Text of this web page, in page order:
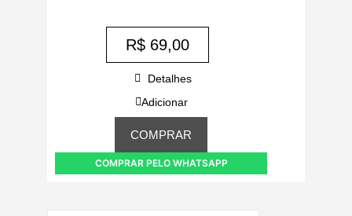
R$69,00
Detalhes
Adicionar
COMPRAR
COMPRAR PELO WHATSAPP